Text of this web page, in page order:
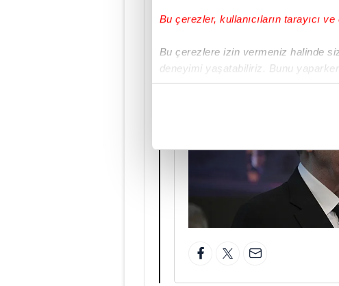
Bu çerezler, kullanıcıların tarayıcı
Bu çerezlere izin vermeniz halinde
deneyimi yaşatabiliriz. Bunu
içerikleri sunabilmek adına
Her halükârda, kullanıcılar, bu
Sizlere daha iyi bir hizmet
çerezler vasıtasıyla çeşitli kişisel
amacıyla kullanılmaktadır. Diğer
reklam/pazarlama faaliyetlerinin
Çerezlere ilişkin tercihlerinizi
Ayrımcılık yaparsanız